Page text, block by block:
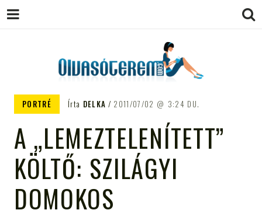
OLVASÓTEREM.COM – AZ
EGÉSZSÉGES OLVASÁS
TÁMOGATÓJA
PORTRÉ Írta DELKA 2011/07/02 3:24 DU.
A „LEMEZTELENÍTETT”
KÖLTŐ: SZILÁGYI
DOMOKOS